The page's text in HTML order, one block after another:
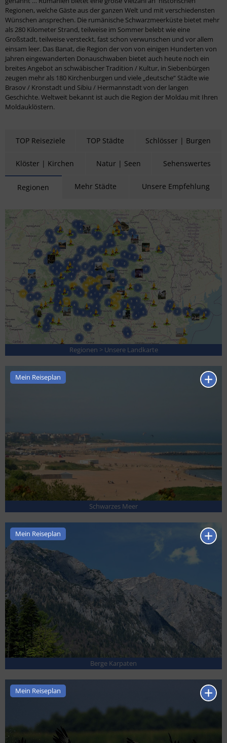
Regionen, welche Gäste aus der ganzen Welt und mit verschiedensten
Wünschen ansprechen. Die rumänische Schwarzmeerküste bietet mehr
als 280 Kilometer Strand, teilweise im Sommer belebt wie eine
Großstadt, teilweise versteckt, fast schon verwunschen und vor allem
einsam leer. Das Banat, die Region der von von einigen Hunderten von
Jahren eingewanderten Donauschwaben bietet auch heute noch ein
breites Angebot an schwäbischer Tradition / Kultur, in Siebenbürgen
zeugen mehr als 180 Kirchenburgen und viele „deutsche“ Städte wie
Brasov / Kronstadt und Sibiu / Hermannstadt von der langen
Geschichte. Weltweit bekannt ist auch die Region der Moldau mit Ihren
Moldauklöstern.
TOP Reiseziele TOP Städte Schlösser | Burgen
Klöster | Kirchen Natur | Seen Sehenswertes
Regionen Mehr Städte Unsere Empfehlung
Regionen > Unsere Landkarte
Mein Reiseplan
Schwarzes Meer
Mein Reiseplan
Berge Karpaten
Mein Reiseplan